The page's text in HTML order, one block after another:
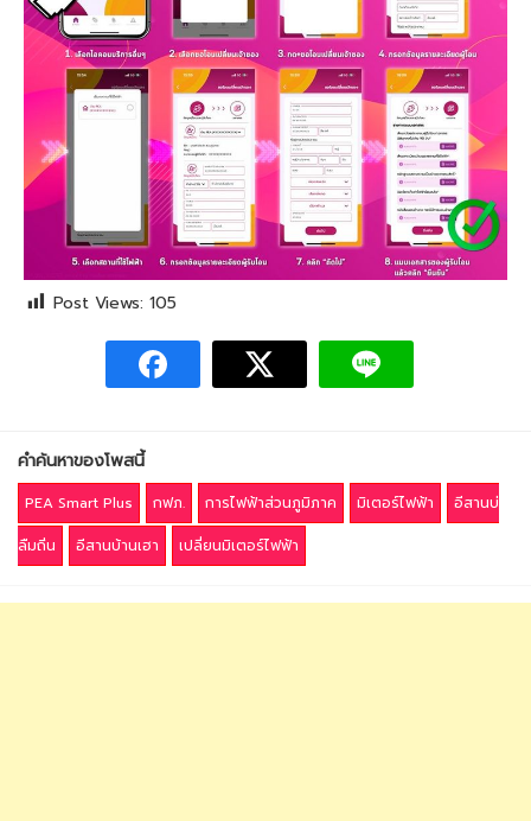
Post Views: 105
คำค้นหาของโพสนี้
PEA Smart Plus กฟภ. การไฟฟ้าส่วนภูมิภาค มิเตอร์ไฟฟ้า
อีสานบ่
ลืมถิ่น
อีสานบ้านเฮา เปลี่ยนมิเตอร์ไฟฟ้า